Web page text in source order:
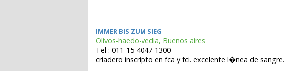
IMMER BIS ZUM SIEG
Olivos-haedo-vedia, Buenos aires
Tel : 011-15-4047-1300
criadero inscripto en fca y fci. excelente l�nea de sangre.